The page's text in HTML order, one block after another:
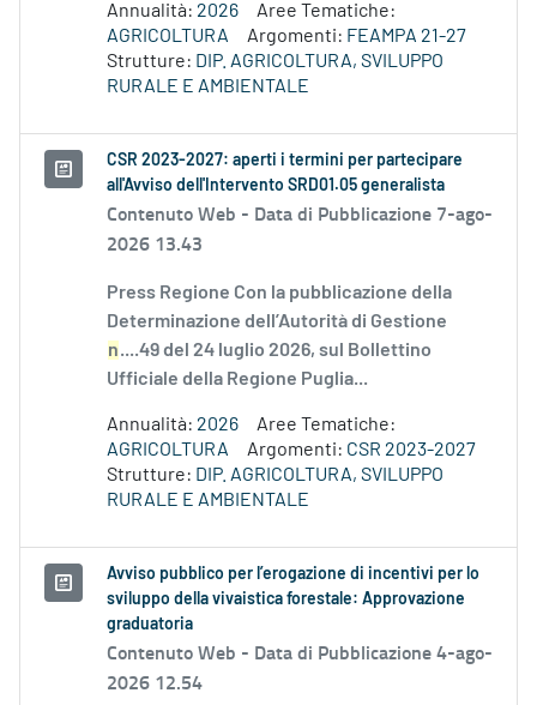
Annualità: 2026
Aree Tematiche:
AGRICOLTURA
Argomenti: FEAMPA 21-27
Strutture: DIP. AGRICOLTURA, SVILUPPO
RURALE E AMBIENTALE
CSR 2023-2027: aperti i termini per partecipare
all'Avviso dell'Intervento SRD01.05 generalista
Contenuto Web - Data di Pubblicazione 7-ago-
2026 13.43
Press Regione Con la pubblicazione della
Determinazione dell’Autorità di Gestione
n....49 del 24 luglio 2026, sul Bollettino
Ufficiale della Regione Puglia...
Annualità: 2026
Aree Tematiche:
AGRICOLTURA
Argomenti: CSR 2023-2027
Strutture: DIP. AGRICOLTURA, SVILUPPO
RURALE E AMBIENTALE
Avviso pubblico per l’erogazione di incentivi per lo
sviluppo della vivaistica forestale: Approvazione
graduatoria
Contenuto Web - Data di Pubblicazione 4-ago-
2026 12.54